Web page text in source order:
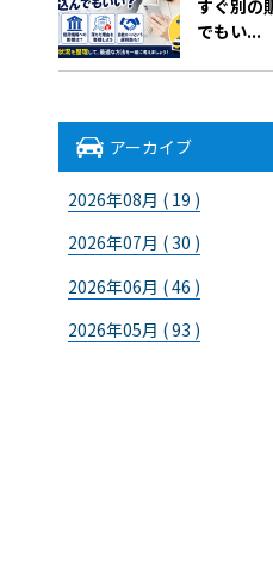
すぐ別の
でもい...
アーカイブ
2026年08月 ( 19 )
2026年07月 ( 30 )
2026年06月 ( 46 )
2026年05月 ( 93 )